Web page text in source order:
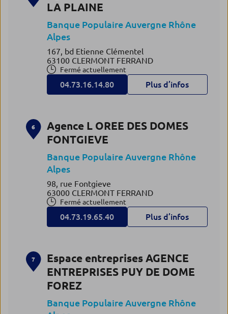
LA PLAINE
Banque Populaire Auvergne Rhône
Alpes
167, bd Etienne Clémentel
63100 CLERMONT FERRAND
Fermé actuellement
04.73.16.14.80 Plus d’infos
6
Agence L OREE DES DOMES
FONTGIEVE
Banque Populaire Auvergne Rhône
Alpes
98, rue Fontgieve
63000 CLERMONT FERRAND
Fermé actuellement
04.73.19.65.40 Plus d’infos
7
Espace entreprises AGENCE
ENTREPRISES PUY DE DOME
FOREZ
Banque Populaire Auvergne Rhône